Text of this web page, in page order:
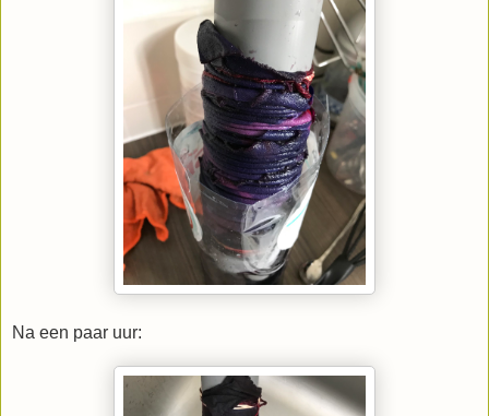
Na een paar uur: